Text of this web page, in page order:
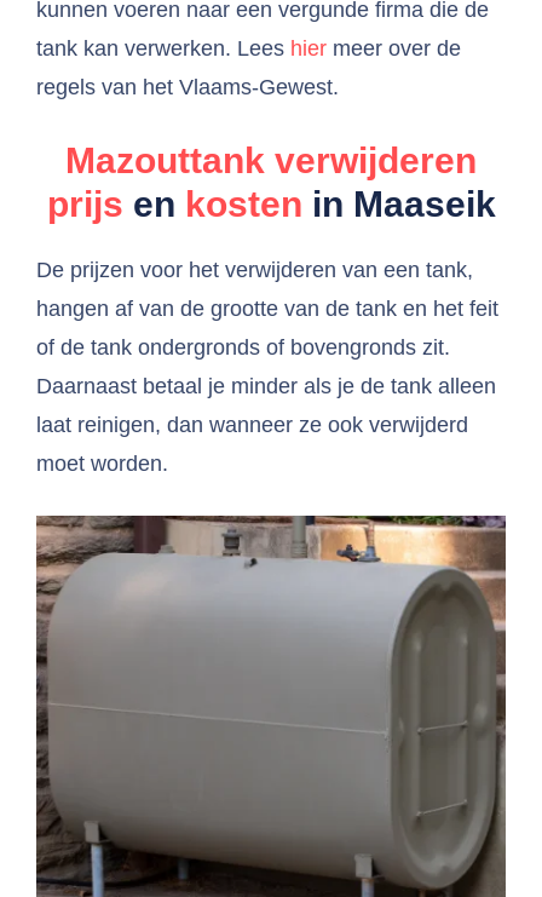
kunnen voeren naar een vergunde firma die de
tank kan verwerken. Lees hier meer over de
regels van het Vlaams-Gewest.
Mazouttank verwijderen
prijs en kosten in Maaseik
De prijzen voor het verwijderen van een tank,
hangen af van de grootte van de tank en het feit
of de tank ondergronds of bovengronds zit.
Daarnaast betaal je minder als je de tank alleen
laat reinigen, dan wanneer ze ook verwijderd
moet worden.